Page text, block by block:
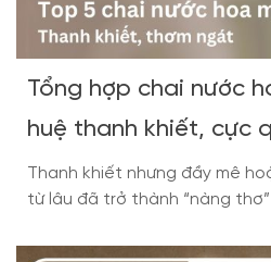
Tổng hợp chai nước
huệ thanh khiết, cực
Thanh khiết nhưng đầy mê
từ lâu đã trở thành “nàng
chút ấm áp, Tuberose vừa